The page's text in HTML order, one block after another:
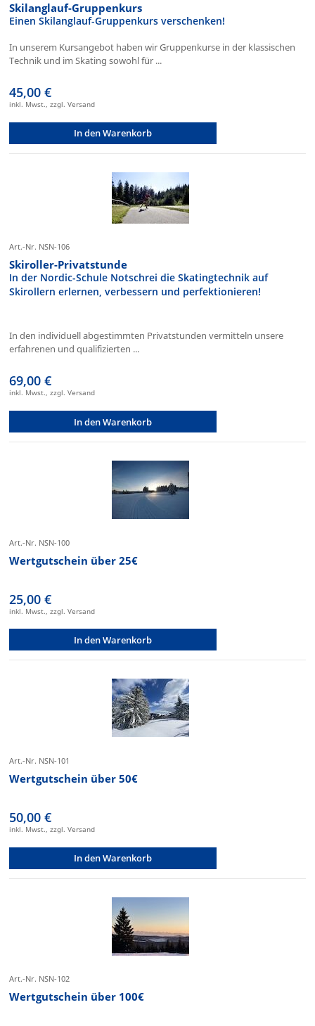
Skilanglauf-Gruppenkurs
Einen Skilanglauf-Gruppenkurs verschenken!
In unserem Kursangebot haben wir Gruppenkurse in der klassischen
Technik und im Skating sowohl für ...
45,00 €
inkl. Mwst., zzgl. Versand
In den Warenkorb
Art.-Nr. NSN-106
Skiroller-Privatstunde
In der Nordic-Schule Notschrei die Skatingtechnik auf
Skirollern erlernen, verbessern und perfektionieren!
In den individuell abgestimmten Privatstunden vermitteln unsere
erfahrenen und qualifizierten ...
69,00 €
inkl. Mwst., zzgl. Versand
In den Warenkorb
Art.-Nr. NSN-100
Wertgutschein über 25€
25,00 €
inkl. Mwst., zzgl. Versand
In den Warenkorb
Art.-Nr. NSN-101
Wertgutschein über 50€
50,00 €
inkl. Mwst., zzgl. Versand
In den Warenkorb
Art.-Nr. NSN-102
Wertgutschein über 100€